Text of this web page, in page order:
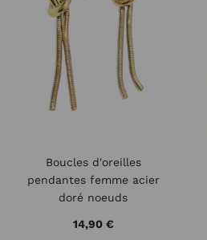
Boucles d'oreilles
pendantes femme acier
doré noeuds
14,90 €